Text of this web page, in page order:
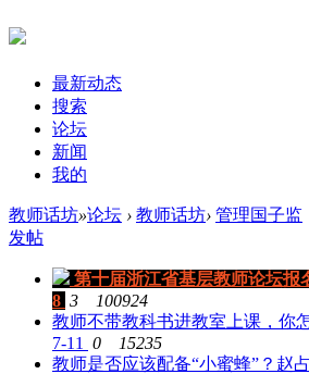
最新动态
搜索
论坛
新闻
我的
教师话坊»论坛 › 教师话坊› 管理国子监
发帖
第十届浙江省基层教师论坛报
8 3
100924
教师不带教科书进教室上课，你
7-11
0
15235
教师是否应该配备“小蜜蜂”？ 赵